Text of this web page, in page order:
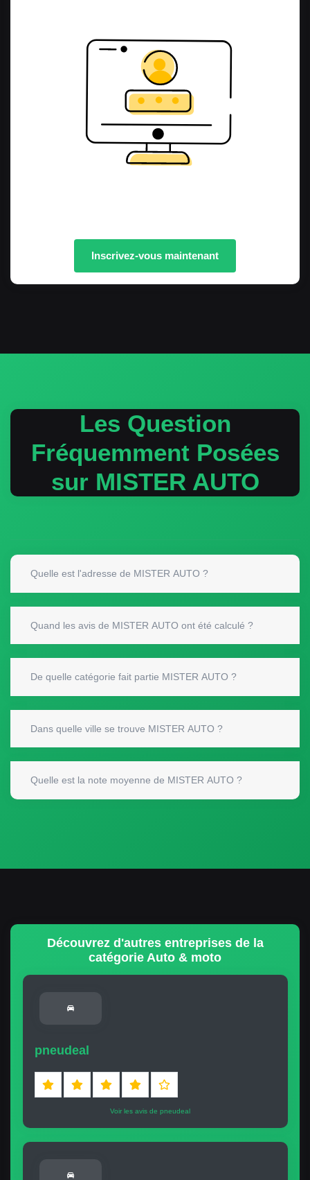
Inscrivez-vous maintenant
Les Question
Fréquemment Posées
sur MISTER AUTO
Quelle est l'adresse de MISTER AUTO ?
Quand les avis de MISTER AUTO ont été calculé ?
De quelle catégorie fait partie MISTER AUTO ?
Dans quelle ville se trouve MISTER AUTO ?
Quelle est la note moyenne de MISTER AUTO ?
Découvrez d'autres entreprises de la
catégorie Auto & moto
pneudeal
Voir les avis de pneudeal